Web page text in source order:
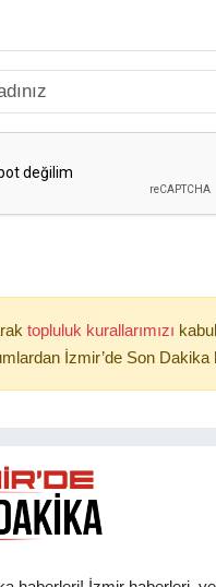
topluluk kurallarımızı
İzmir’de Son